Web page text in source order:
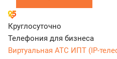
Круглосуточно
Телефония для бизнеса
Виртуальная АТС ИПТ (IP-